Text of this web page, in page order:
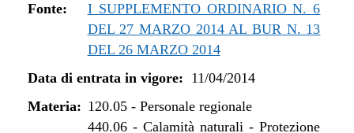
Fonte:
I SUPPLEMENTO ORDINARIO N. 6
DEL 27 MARZO 2014 AL BUR N. 13
DEL 26 MARZO 2014
Data di entrata in vigore: 11/04/2014
Materia: 120.05- Personale regionale
440.06- Calamità naturali - Protezione